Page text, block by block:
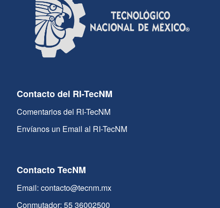
Contacto del RI-TecNM
Comentarios del RI-TecNM
Envíanos un Email al RI-TecNM
Contacto TecNM
Email: contacto@tecnm.mx
Conmutador: 55 36002500